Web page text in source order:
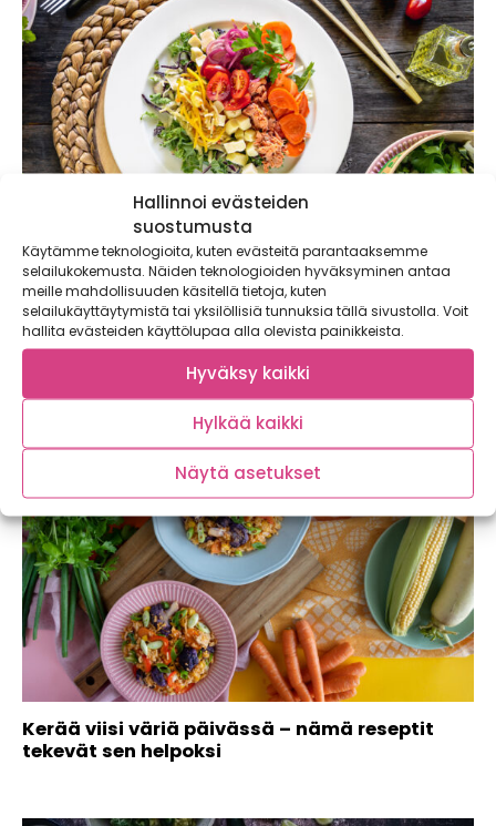
Hallinnoi evästeiden
suostumusta
Käytämme teknologioita, kuten evästeitä parantaaksemme
selailukokemusta. Näiden teknologioiden hyväksyminen antaa
meille mahdollisuuden käsitellä tietoja, kuten
selailukäyttäytymistä tai yksilöllisiä tunnuksia tällä sivustolla. Voit
hallita evästeiden käyttölupaa alla olevista painikkeista.
Hyväksy kaikki
Hylkää kaikki
Näytä asetukset
Sesongin positiivisimmat pikaruokasetit
lähikauppasi Picadeli-salaattibaarista
Kerää viisi väriä päivässä – nämä reseptit
tekevät sen helpoksi